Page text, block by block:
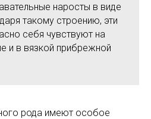
наросты в виде
такому строению, эти
себя чувствуют на
и в вязкой прибрежной
рода имеют особое